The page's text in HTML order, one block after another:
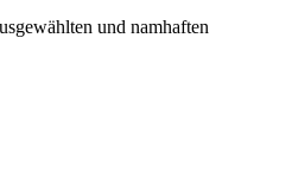
und namhaften